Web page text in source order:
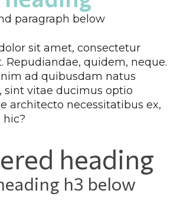
paragraph below
sit amet, consectetur
Repudiandae, quidem, neque.
ad quibusdam natus
sint vitae ducimus optio
architecto necessitatibus ex,
heading
h3 below